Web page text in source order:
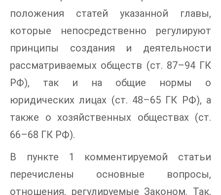
положения статей указанной главы,
которые непосредственно регулируют
принципы создания и деятельности
рассматриваемых обществ (ст. 87–94 ГК
РФ), так и на общие нормы о
юридических лицах (ст. 48–65 ГК РФ), а
также о хозяйственных обществах (ст.
66–68 ГК РФ).
В пункте 1 комментируемой статьи
перечислены основные вопросы,
отношения, регулируемые Законом. Так,